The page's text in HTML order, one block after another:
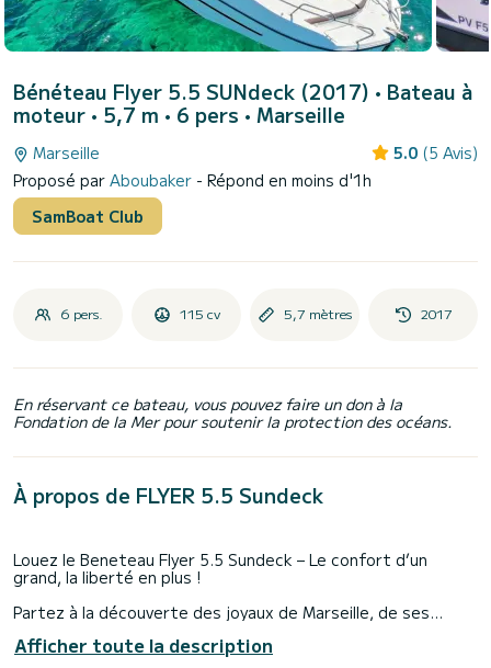
Bénéteau Flyer 5.5 SUNdeck (2017) • Bateau à
moteur • 5,7 m • 6 pers • Marseille
Marseille 5.0 (5 Avis)
Proposé par Aboubaker - Répond en moins d'1h
SamBoat Club
6 pers. 115 cv 5,7 mètres 2017
En réservant ce bateau, vous pouvez faire un don à la
Fondation de la Mer pour soutenir la protection des océans.
À propos de FLYER 5.5 Sundeck
Louez le Beneteau Flyer 5.5 Sundeck – Le confort d’un
grand, la liberté en plus !
Partez à la découverte des joyaux de Marseille, de ses
Beneteau Flyer de 2017, entretenu avec passion et dans un
Afficher toute la description